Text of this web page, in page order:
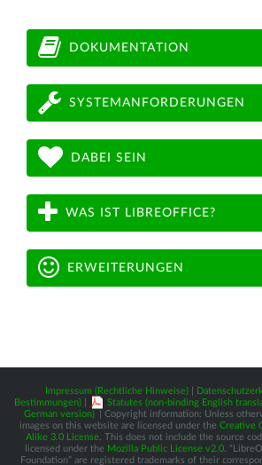
DOKUMENTATION
SYSTEMANFORDERUNGEN
DABEI SEIN
WAS IST LIBREOFFICE?
ERWEITERUNGEN
Impressum (Rechtliche Hinweise)|
Bestimmungen)
Statutes (non-binding English
German version)
| Copyright information: Unless
images on this website are licensed under the Creative
Alike 3.0 License . This does not include the source
licensed under the Mozilla Public License v2.0.
Foundation” are registered trademarks of their